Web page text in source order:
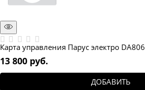
Карта управления Парус электро DA806
13 800 руб.
ДОБАВИТЬ